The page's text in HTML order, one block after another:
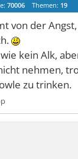
70006 Themen: 19
von der Angst,
kein Alk,
nehmen,
zu trinken.